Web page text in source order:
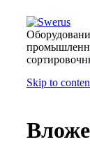
Skip to